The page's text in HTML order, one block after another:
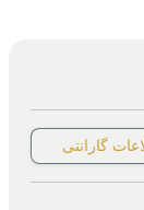
گارانتی